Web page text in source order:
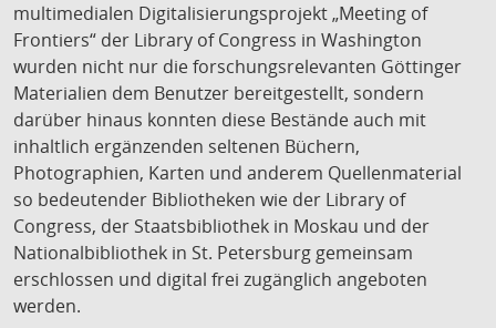
multimedialen Digitalisierungsprojekt „Meeting of
Frontiers“ der Library of Congress in Washington
wurden nicht nur die forschungsrelevanten Göttinger
Materialien dem Benutzer bereitgestellt, sondern
darüber hinaus konnten diese Bestände auch mit
inhaltlich ergänzenden seltenen Büchern,
Photographien, Karten und anderem Quellenmaterial
so bedeutender Bibliotheken wie der Library of
Congress, der Staatsbibliothek in Moskau und der
Nationalbibliothek in St. Petersburg gemeinsam
erschlossen und digital frei zugänglich angeboten
werden.